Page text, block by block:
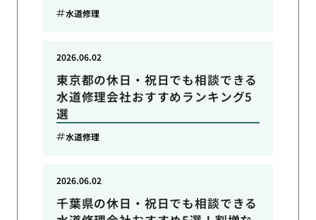
水道修理
東京都の休日・祝日でも相談できる
水道修理会社おすすめランキング5
選
2026.06.02
水道修理
千葉県の休日・祝日でも相談できる
2026.06.02